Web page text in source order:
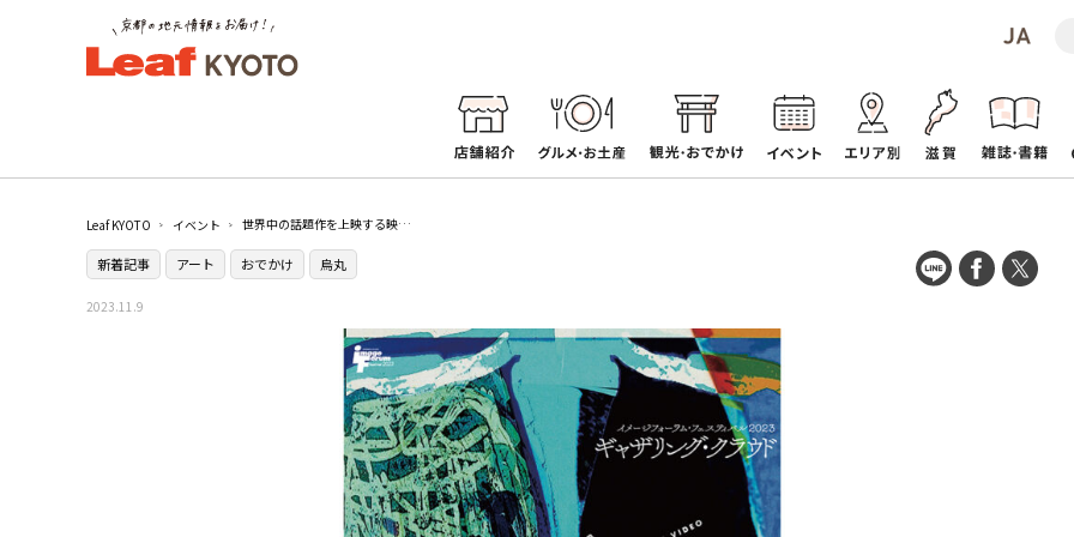
Leaf KYOTO イベント 世界中の話題作を上映する映像アートの祭典『イメージフォーラム・フェスティバル2023 ギャザリング・クラウド』開催／京都文化博物館
新着記事 アート おでかけ 烏丸
2023.11.9